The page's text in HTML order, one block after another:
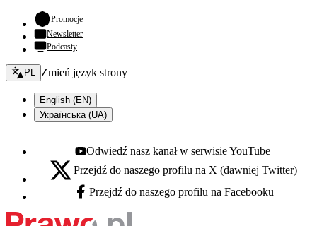
Promocje- otwiera się w nowej karcie
Newsletter
Podcasty
Zmień język - bieżący:
PL Zmień język strony
English (EN)
Українська (UA)
Youtube - otwiera się w nowej karcie
Odwiedź nasz kanał w serwisie YouTube
X - otwiera się w nowej karcie
Przejdź do naszego profilu na X (dawniej Twitter)
Facebook - otwiera się w nowej karcie
Przejdź do naszego profilu na Facebooku